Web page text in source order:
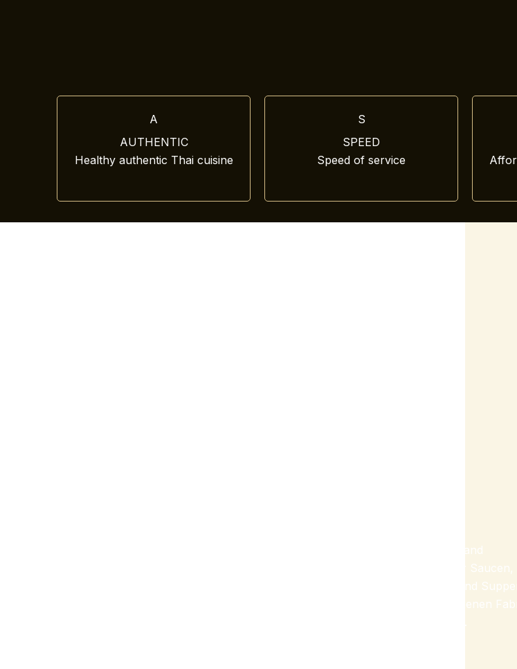
A
AUTHENTIC
Healthy authentic Thai cuisine
S
SPEED
Speed of service
Herstellung in Thailand
Die meisten unserer Saucen,
Dips, Fingerfoods und
direkt in unserer eigenen
Thailand hergestellt.